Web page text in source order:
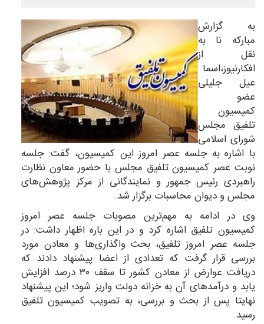
به گزارش
مبارکه نا به
نقل از
افکارنیوز،اسما
عیل جلیلی
عضو
کمیسیون
تلفیق مجلس
شورای اسلامی
با اشاره به جلسه عصر امروز این کمیسیون، گفت: جلسه
نوبت عصر کمیسیون تلفیق مجلس با حضور معاون نظارت
راهبردی رئیس جمهور و نمایندگانی از مرکز پژوهش‌های
مجلس و دیوان محاسبات برگزار شد.
وی در ادامه به مهم‌ترین مصوبات جلسه عصر امروز
کمیسیون تلفیق اشاره کرد و در این باره اظهار داشت: در
جلسه عصر امروز تلفیق، بحث واگذاری‌ها و معادن مورد
بررسی قرار گرفت که تعدادی از اعضا پیشنهاد دادند که
دریافت عوارض از معادن کشور تا سقف ۳۰ درصد افزایش
یابد و درآمدهای آن به خزانه دولت واریز شود؛ این پیشنهاد
نهایتا پس از بحث و بررسی، به تصویب کمیسیون تلفیق
رسید.